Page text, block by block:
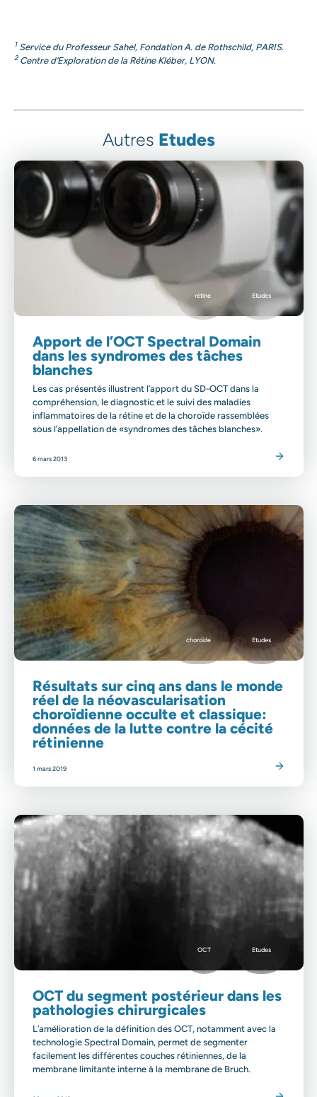
1Service du Professeur Sahel, Fondation A. de Rothschild, PARIS.
2Centre d’Exploration de la Rétine Kléber, LYON.
Autres Etudes
Etudes
rétine
Apport de l’OCT Spectral Domain
dans les syndromes des tâches
blanches
Les cas présentés illustrent l’apport du SD-OCT dans la
compréhension, le diagnostic et le suivi des maladies
inflammatoires de la rétine et de la choroïde rassemblées
sous l’appellation de «syndromes des tâches blanches».
6 mars 2013
Etudes
choroïde
Résultats sur cinq ans dans le monde
réel de la néovascularisation
choroïdienne occulte et classique:
données de la lutte contre la cécité
rétinienne
1 mars 2019
Etudes
OCT
OCT du segment postérieur dans les
pathologies chirurgicales
L’amélioration de la définition des OCT, notamment avec la
technologie Spectral Domain, permet de segmenter
facilement les différentes couches rétiniennes, de la
membrane limitante interne à la membrane de Bruch.